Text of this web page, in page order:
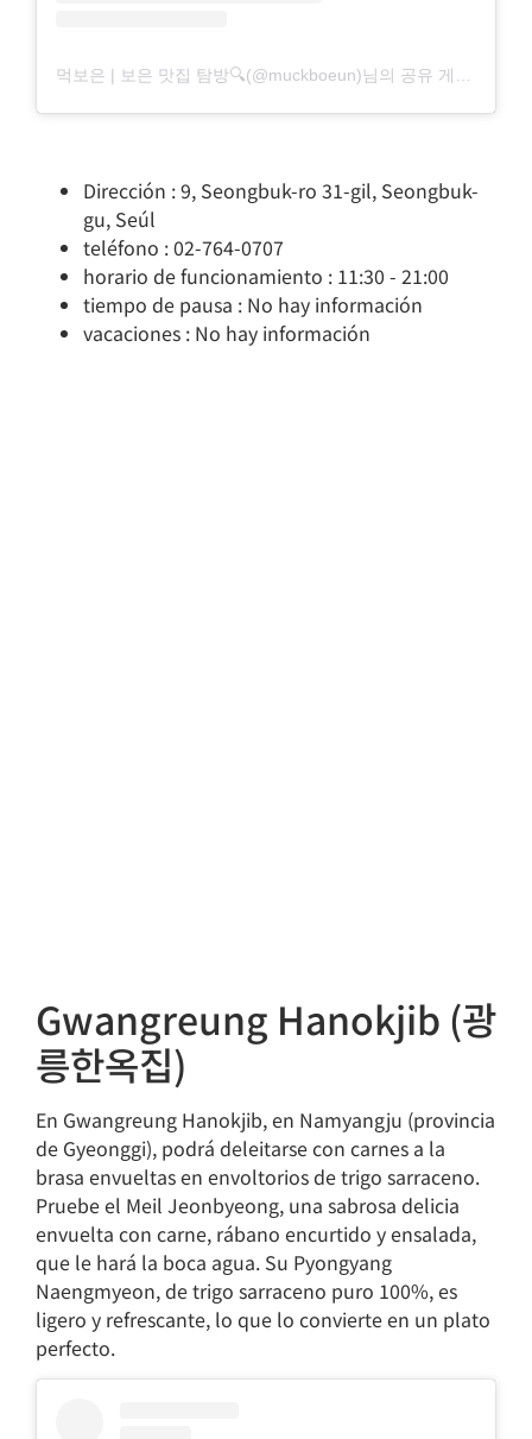
먹보은 | 보은 맛집 탐방🔍(@muckboeun)님의 공유 게시물
Dirección : 9, Seongbuk-ro 31-gil, Seongbuk-
gu, Seúl
teléfono : 02-764-0707
horario de funcionamiento : 11:30 - 21:00
tiempo de pausa : No hay información
vacaciones : No hay información
Gwangreung Hanokjib (광
릉한옥집)
En Gwangreung Hanokjib, en Namyangju (provincia
de Gyeonggi), podrá deleitarse con carnes a la
brasa envueltas en envoltorios de trigo sarraceno.
Pruebe el Meil Jeonbyeong, una sabrosa delicia
envuelta con carne, rábano encurtido y ensalada,
que le hará la boca agua. Su Pyongyang
Naengmyeon, de trigo sarraceno puro 100%, es
ligero y refrescante, lo que lo convierte en un plato
perfecto.